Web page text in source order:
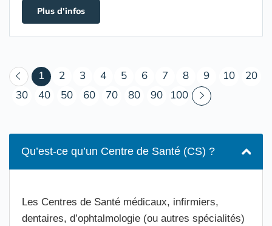
Plus d'infos
1 (courant)
2 3 4 5 6 7 8 9 10
20
30
40 50 60 70 80 90 100
Qu’est-ce qu’un Centre de Santé (CS) ?
Les Centres de Santé médicaux, infirmiers,
dentaires, d’ophtalmologie (ou autres spécialités)